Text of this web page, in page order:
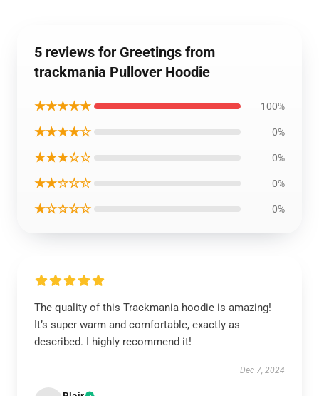
5 reviews for Greetings from
trackmania Pullover Hoodie
★★★★★ 100%
★★★★☆ 0%
★★★☆☆ 0%
★★☆☆☆ 0%
★☆☆☆☆ 0%
The quality of this Trackmania hoodie is amazing!
It’s super warm and comfortable, exactly as
described. I highly recommend it!
Dec 7, 2024